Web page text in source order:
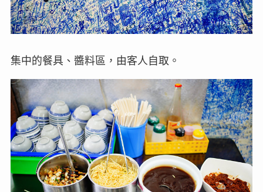
集中的餐具、醬料區，由客人自取。